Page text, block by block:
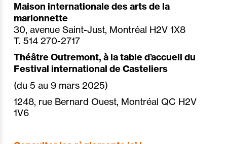
Maison internationale des arts de la
marionnette
30, avenue Saint-Just, Montréal H2V 1X8
T. 514 270-2717
Théâtre Outremont, à la table d’accueil du
Festival international de Casteliers
(du 5 au 9 mars 2025)
1248, rue Bernard Ouest, Montréal QC H2V
1V6